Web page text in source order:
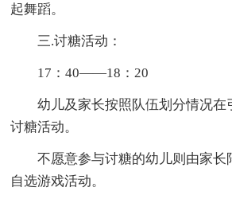
起舞蹈。
三.讨糖活动：
17：40——18：20
幼儿及家长按照队伍划分情况在
讨糖活动。
不愿意参与讨糖的幼儿则由家长
自选游戏活动。